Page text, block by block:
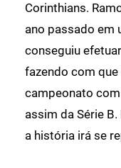
Corinthians.
ano passado em
conseguiu
fazendo com
campeonato
assim da Série
a história irá se